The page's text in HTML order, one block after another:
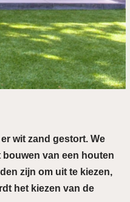
wit zand gestort. We
van een houten
zijn om uit te kiezen,
het kiezen van de